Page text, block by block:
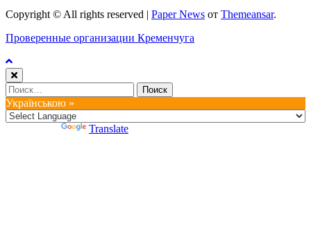
Copyright © All rights reserved | Paper News от Themeansar.
Проверенные организации Кременчуга
Найти:
Українською »
Translate